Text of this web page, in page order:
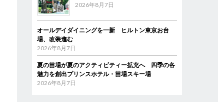
2026年8月7日
オールデイダイニングを一新 ヒルトン東京お台
場、改装進む
2026年8月7日
夏の苗場が夏のアクティビティー拡充へ 四季の各
魅力を創出プリンスホテル・苗場スキー場
2026年8月7日